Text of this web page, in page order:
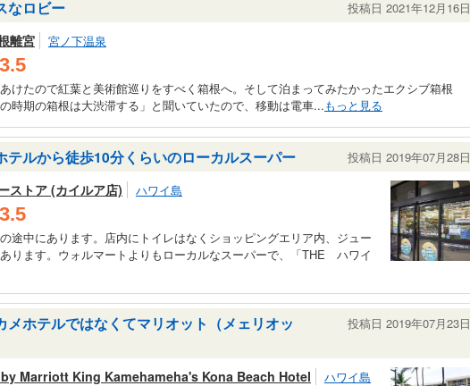
なロビー 投稿日 2021年12月16日
離宮 宮ノ下温泉
3.5
けたので紅葉と美術館巡りをすべく箱根へ。そして泊まってみたかったエクシブ箱根
時期の箱根は大渋滞する」と聞いていたので、移動は電車...もっと見る
テルから徒歩10分くらいのローカルスーパー 投稿日 2019年07月28日
ストア (カイルア店) ハワイ島
3.5
途中にあります。店内にトイレはなくショッピングエリア内、ジュー
ります。ウォルマートよりもローカルなスーパーで、「THE ハワイ
メホテルではなくてマリオット（メェリオッ
投稿日 2019年07月23日
Marriott King Kamehameha's Kona Beach Hotel ハワイ島